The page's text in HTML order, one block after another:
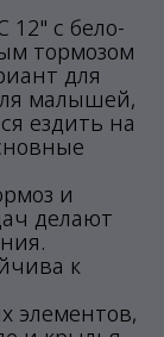
12" с бело-
тормозом
для
малышей,
ездить на
и
делают
к
элементов,